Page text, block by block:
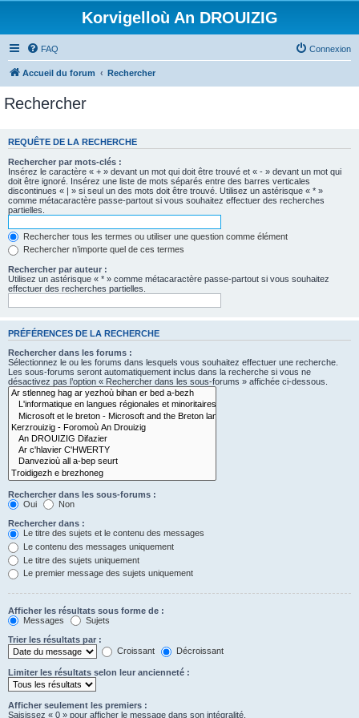
Korvigelloù An DROUIZIG
FAQ Connexion
Accueil du forum Rechercher
Rechercher
REQUÊTE DE LA RECHERCHE
Rechercher par mots-clés :
Insérez le caractère « + » devant un mot qui doit être trouvé et « - » devant un mot qui
doit être ignoré. Insérez une liste de mots séparés entre des barres verticales
discontinues « | » si seul un des mots doit être trouvé. Utilisez un astérisque « * »
comme métacaractère passe-partout si vous souhaitez effectuer des recherches
partielles.
Rechercher tous les termes ou utiliser une question comme élément
Rechercher n’importe quel de ces termes
Rechercher par auteur :
Utilisez un astérisque « * » comme métacaractère passe-partout si vous souhaitez
effectuer des recherches partielles.
PRÉFÉRENCES DE LA RECHERCHE
Rechercher dans les forums :
Sélectionnez le ou les forums dans lesquels vous souhaitez effectuer une recherche.
Les sous-forums seront automatiquement inclus dans la recherche si vous ne
désactivez pas l’option « Rechercher dans les sous-forums » affichée ci-dessous.
Rechercher dans les sous-forums :
Oui
Non
Rechercher dans :
Le titre des sujets et le contenu des messages
Le contenu des messages uniquement
Le titre des sujets uniquement
Le premier message des sujets uniquement
Afficher les résultats sous forme de :
Messages
Sujets
Trier les résultats par :
Croissant
Décroissant
Limiter les résultats selon leur ancienneté :
Afficher seulement les premiers :
Saisissez « 0 » pour afficher le message dans son intégralité.